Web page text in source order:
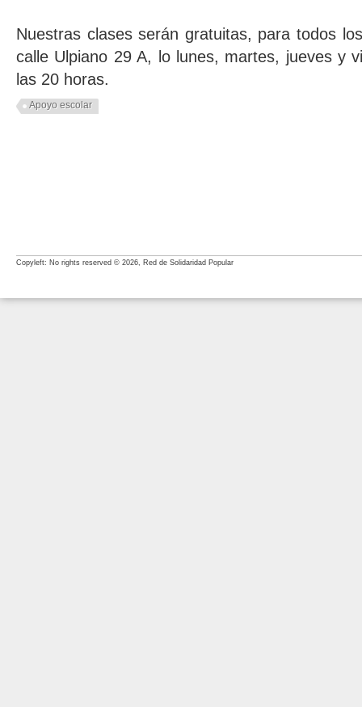
Nuestras clases serán gratuitas, para todos
calle Ulpiano 29 A, lo lunes, martes, jueves y
las 20 horas.
Apoyo escolar
Copyleft: No rights reserved © 2026, Red de Solidaridad Popular